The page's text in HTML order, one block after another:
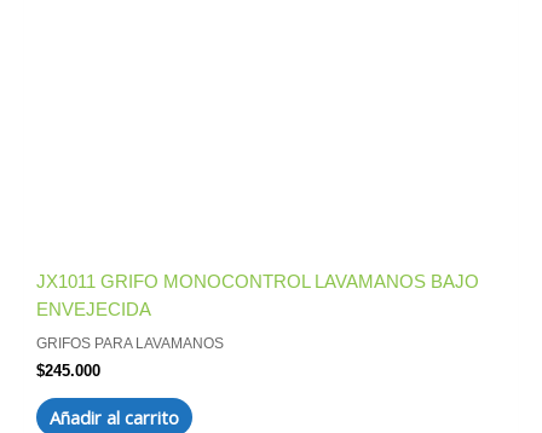
JX1011 GRIFO MONOCONTROL LAVAMANOS BAJO
ENVEJECIDA
GRIFOS PARA LAVAMANOS
$245.000
Añadir al carrito